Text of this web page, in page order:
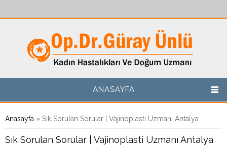
ANASAYFA
Buradasınız
Anasayfa » Sık Sorulan Sorular | Vajinoplasti Uzmanı Antalya
Sık Sorulan Sorular | Vajinoplasti Uzmanı Antalya